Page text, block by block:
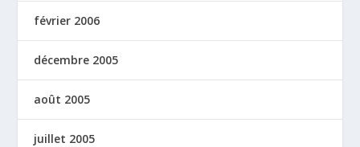
février 2006
décembre 2005
août 2005
juillet 2005